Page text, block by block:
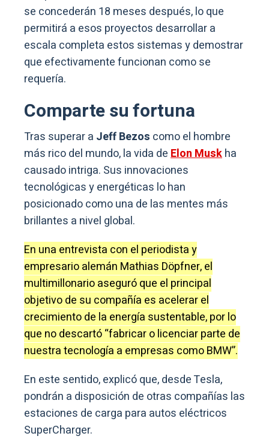
se concederán 18 meses después, lo que
permitirá a esos proyectos desarrollar a
escala completa estos sistemas y demostrar
que efectivamente funcionan como se
requería.
Comparte su fortuna
Tras superar a Jeff Bezos como el hombre
más rico del mundo, la vida deElon Muskha
causado intriga. Sus innovaciones
tecnológicas y energéticas lo han
posicionado como una de las mentes más
brillantes a nivel global.
En una entrevista con el periodista y
empresario alemán Mathias Döpfner, el
multimillonario aseguró que el principal
objetivo de su compañía es acelerar el
crecimiento de la energía sustentable, por lo
que no descartó “fabricar o licenciar parte de
nuestra tecnología a empresas como BMW”.
En este sentido, explicó que, desde Tesla,
pondrán a disposición de otras compañías las
estaciones de carga para autos eléctricos
SuperCharger.